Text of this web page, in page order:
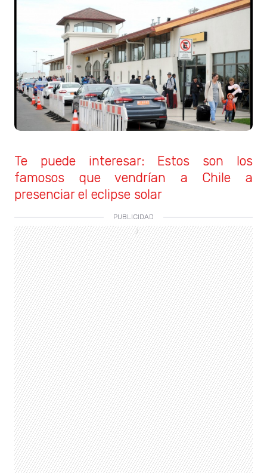
Te puede interesar: Estos son los
famosos que vendrían a Chile a
presenciar el eclipse solar